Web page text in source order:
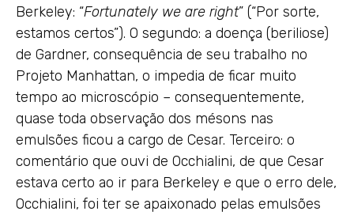
Berkeley: “Fortunately we are right” (“Por sorte,
estamos certos”). O segundo: a doença (beriliose)
de Gardner, consequência de seu trabalho no
Projeto Manhattan, o impedia de ficar muito
tempo ao microscópio – consequentemente,
quase toda observação dos mésons nas
emulsões ficou a cargo de Cesar. Terceiro: o
comentário que ouvi de Occhialini, de que Cesar
estava certo ao ir para Berkeley e que o erro dele,
Occhialini, foi ter se apaixonado pelas emulsões